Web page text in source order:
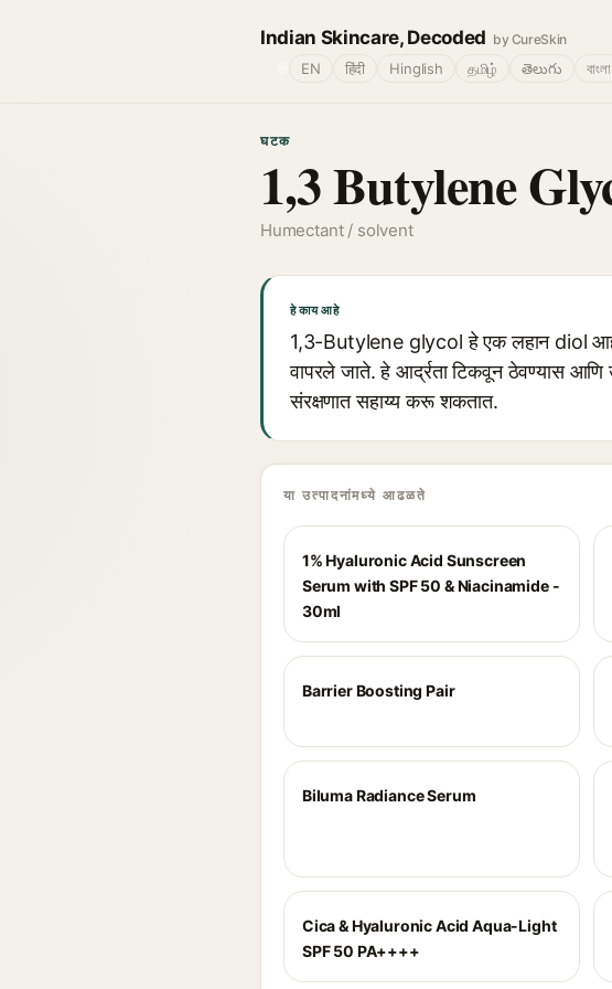
Indian Skincare, Decoded by CureSkin
EN हिंदी Hinglish தமிழ் తెలుగు বাংলা
घटक
1,3 Butylene
Humectant / solvent
हे काय आहे
1,3-Butylene glycol हे एक लहान diol
वापरले जाते. हे आर्द्रता टिकवून ठेवण्यास
संरक्षणात सहाय्य करू शकतात.
या उत्पादनांमध्ये आढळते
1% Hyaluronic Acid Sunscreen
Serum with SPF 50 & Niacinamide -
30ml
Barrier Boosting Pair
Biluma Radiance Serum
Cica & Hyaluronic Acid Aqua-Light
SPF 50 PA++++